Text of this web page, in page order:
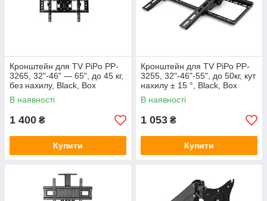
Кронштейн для TV PiPo PP-
3265, 32"-46" — 65", до 45 кг,
без нахилу, Black, Box
В наявності
1 400 ₴
Купити
Кронштейн для TV PiPo PP-
3255, 32"-46"-55", до 50кг, кут
нахилу ± 15 °, Black, Box
В наявності
1 053 ₴
Купити